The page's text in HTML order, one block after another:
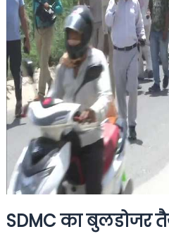
SDMC का बुलडोजर